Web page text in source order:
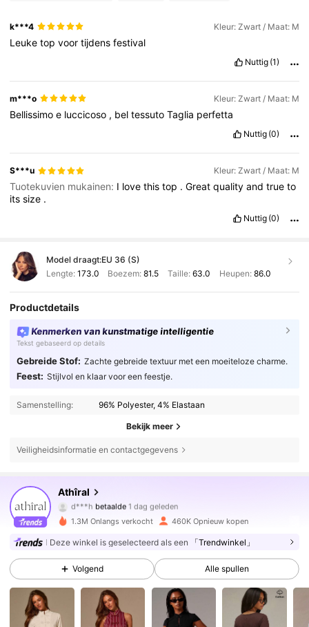
k***4 Kleur: Zwart / Maat: M
Leuketopvoortijdensfestival
Nuttig (1)
m***o Kleur: Zwart / Maat: M
Bellissimoe luccicoso , beltessutoTaglia perfetta
Nuttig (0)
S***u Kleur: Zwart / Maat: M
Tuotekuvien mukainen: I lovethistop .Greatqualityandtrueto
itssize .
Nuttig (0)
Model draagt:EU 36 (S)
Lengte: 173.0 Boezem:81.5 Taille: 63.0 Heupen: 86.0
Productdetails
Kenmerken van kunstmatige intelligentie
Tekst gebaseerd op details
Gebreide Stof: Zachte gebreide textuur met een moeiteloze charme.
Feest: Stijlvol en klaar voor een feestje.
Samenstelling: 96% Polyester, 4% Elastaan
Bekijk meer
Veiligheidsinformatie en contactgegevens
Athîral
4.78
566K Volgers
j***9 gevolgd30 minuten geleden
4.78 566K Volgers
1.3M Onlangs verkocht 460K Opnieuw kopen
Deze winkel is geselecteerd als een 「Trendwinkel」
Volgend Alle spullen